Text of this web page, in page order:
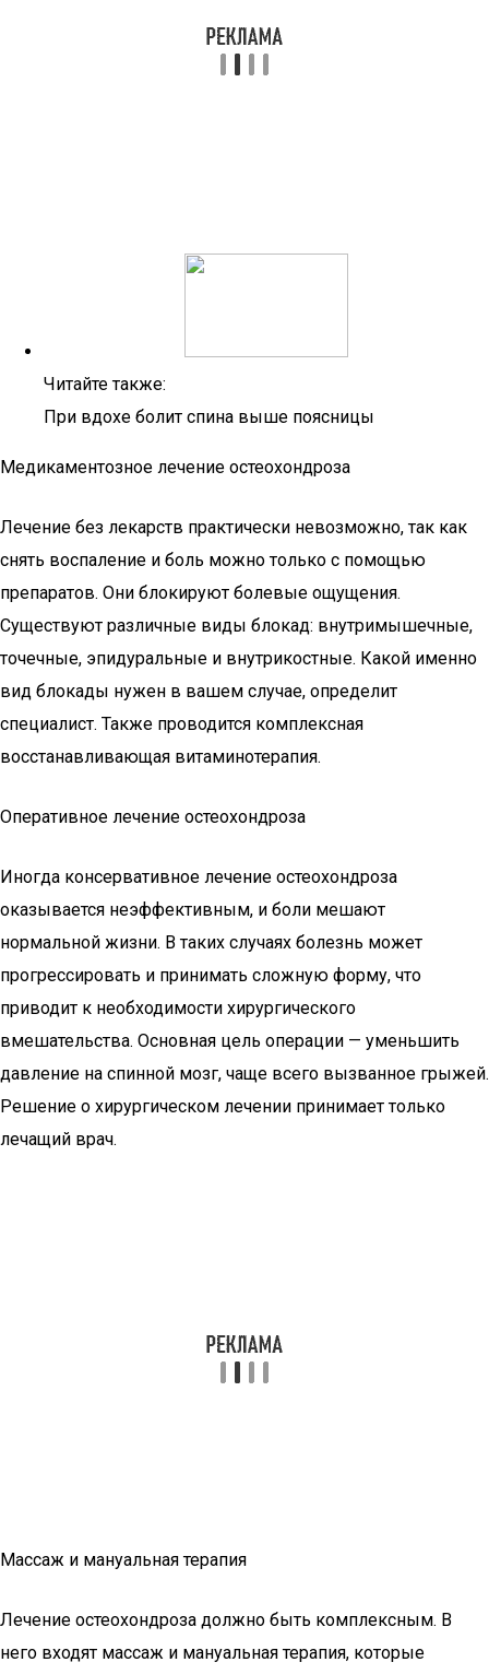
Читайте также:
При вдохе болит спина выше поясницы
Медикаментозное лечение остеохондроза
Лечение без лекарств практически невозможно, так как
снять воспаление и боль можно только с помощью
препаратов. Они блокируют болевые ощущения.
Существуют различные виды блокад: внутримышечные,
точечные, эпидуральные и внутрикостные. Какой именно
вид блокады нужен в вашем случае, определит
специалист. Также проводится комплексная
восстанавливающая витаминотерапия.
Оперативное лечение остеохондроза
Иногда консервативное лечение остеохондроза
оказывается неэффективным, и боли мешают
нормальной жизни. В таких случаях болезнь может
прогрессировать и принимать сложную форму, что
приводит к необходимости хирургического
вмешательства. Основная цель операции — уменьшить
давление на спинной мозг, чаще всего вызванное грыжей.
Решение о хирургическом лечении принимает только
лечащий врач.
Массаж и мануальная терапия
Лечение остеохондроза должно быть комплексным. В
него входят массаж и мануальная терапия, которые